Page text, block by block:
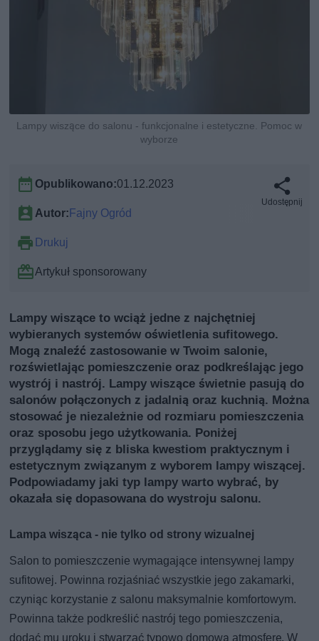
Lampy wiszące do salonu - funkcjonalne i estetyczne. Pomoc w
wyborze
Opublikowano:01.12.2023
Autor:Fajny Ogród
Drukuj
Artykuł sponsorowany
Udostępnij
Lampy wiszące to wciąż jedne z najchętniej
wybieranych systemów oświetlenia sufitowego.
Mogą znaleźć zastosowanie w Twoim salonie,
rozświetlając pomieszczenie oraz podkreślając jego
wystrój i nastrój. Lampy wiszące świetnie pasują do
salonów połączonych z jadalnią oraz kuchnią. Można
stosować je niezależnie od rozmiaru pomieszczenia
oraz sposobu jego użytkowania. Poniżej
przyglądamy się z bliska kwestiom praktycznym i
estetycznym związanym z wyborem lampy wiszącej.
Podpowiadamy jaki typ lampy warto wybrać, by
okazała się dopasowana do wystroju salonu.
Lampa wisząca - nie tylko od strony wizualnej
Salon to pomieszczenie wymagające intensywnej lampy
sufitowej. Powinna rozjaśniać wszystkie jego zakamarki,
czyniąc korzystanie z salonu maksymalnie komfortowym.
Powinna także podkreślić nastrój tego pomieszczenia,
dodać mu uroku i stwarzać typowo domową atmosferę. W